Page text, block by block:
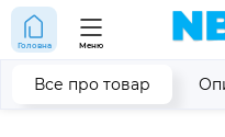
Головна Меню
Все про товар